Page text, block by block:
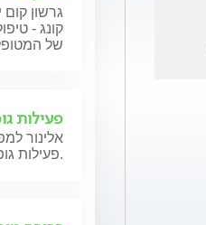
גרשון
קונג -
של
פעילות
אלינור
פעילות גופנית בהריון ולאחר לידה.